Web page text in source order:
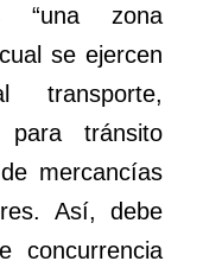
“una zona
se ejercen
transporte,
para tránsito
mercancías
Así, debe
concurrencia